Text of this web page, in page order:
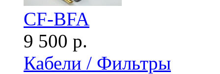
CF-BFA
9 500 р.
Кабели / Фильтры